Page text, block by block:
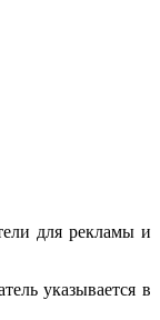
для рекламы и
указывается в